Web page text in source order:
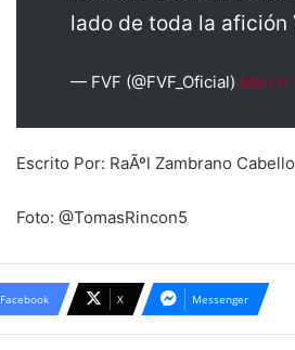
lado de toda la afición
— FVF (@FVF_Oficial) March
Escrito Por: RaÃºl Zambrano
Foto: @TomasRincon5
Facebook X Messenger